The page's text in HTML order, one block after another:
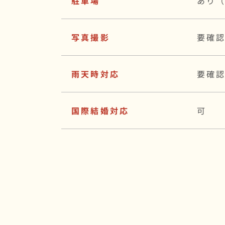
写真撮影 要確認
雨天時対応 要確認
国際結婚対応 可